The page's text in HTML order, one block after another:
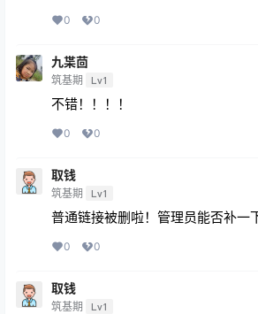
0 0
九枼茴
筑基期 Lv1
不错！！！！
0 0
取钱
筑基期 Lv1
普通链接被删啦！管理员能否补一
0 0
取钱
筑基期 Lv1